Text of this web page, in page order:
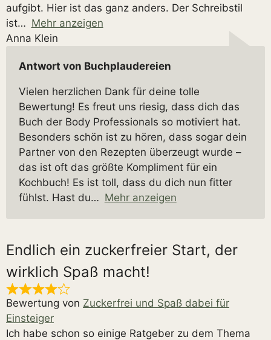
aufgibt. Hier ist das ganz anders. Der Schreibstil
ist
Mehr anzeigen
Anna Klein
Antwort von Buchplaudereien
Vielen herzlichen Dank für deine tolle
Bewertung! Es freut uns riesig, dass dich das
Buch der Body Professionals so motiviert hat.
Besonders schön ist zu hören, dass sogar dein
Partner von den Rezepten überzeugt wurde –
das ist oft das größte Kompliment für ein
Kochbuch! Es ist toll, dass du dich nun fitter
fühlst. Hast du
Mehr anzeigen
Endlich ein zuckerfreier Start, der
wirklich Spaß macht!
Bewertung von Zuckerfrei und Spaß dabei für
Einsteiger
Ich habe schon so einige Ratgeber zu dem Thema